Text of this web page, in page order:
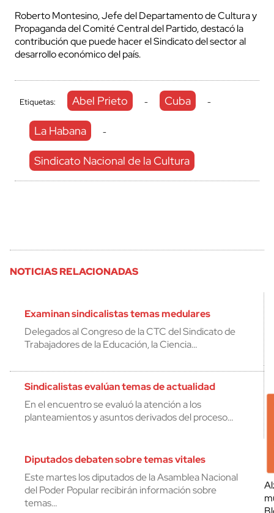
Roberto Montesino, Jefe del Departamento de Cultura y
Propaganda del Comité Central del Partido, destacó la
contribución que puede hacer el Sindicato del sector al
desarrollo económico del país.
Etiquetas: Abel Prieto - Cuba -
La Habana -
Sindicato Nacional de la Cultura
NOTICIAS RELACIONADAS
Examinan sindicalistas temas medulares
Delegados al Congreso de la CTC del Sindicato de
Trabajadores de la Educación, la Ciencia…
Sindicalistas evalúan temas de actualidad
En el encuentro se evaluó la atención a los
planteamientos y asuntos derivados del proceso…
Diputados debaten sobre temas vitales
Este martes los diputados de la Asamblea Nacional
del Poder Popular recibirán información sobre
temas…